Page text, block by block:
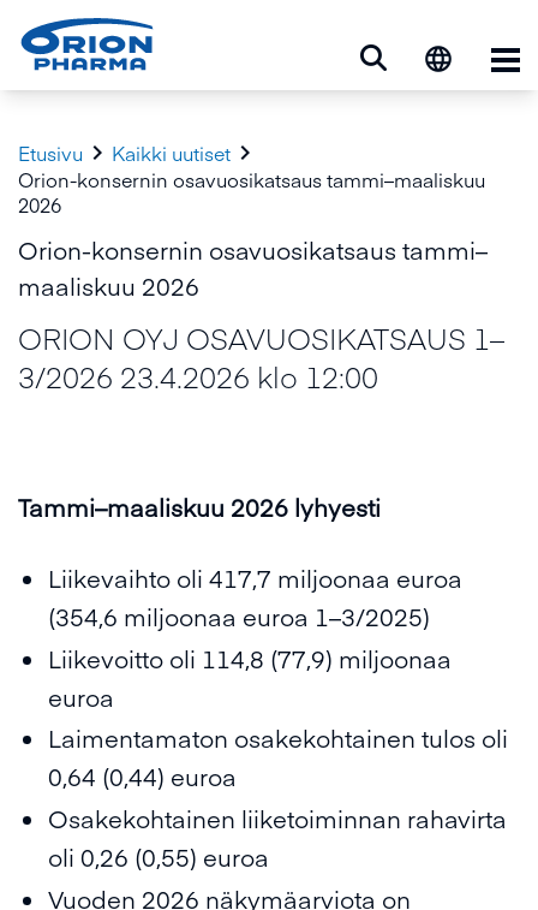
Etusivu  Kaikki uutiset 
Orion-konsernin osavuosikatsaus tammi–maaliskuu
2026
Orion-konsernin osavuosikatsaus tammi–
maaliskuu 2026
ORION OYJ OSAVUOSIKATSAUS 1–
3/2026 23.4.2026 klo 12:00
Tammi–maaliskuu 2026 lyhyesti
Liikevaihto oli 417,7 miljoonaa euroa
(354,6 miljoonaa euroa 1–3/2025)
Liikevoitto oli 114,8 (77,9) miljoonaa
euroa
Laimentamaton osakekohtainen tulos oli
0,64 (0,44) euroa
Osakekohtainen liiketoiminnan rahavirta
oli 0,26 (0,55) euroa
Vuoden 2026 näkymäarviota on